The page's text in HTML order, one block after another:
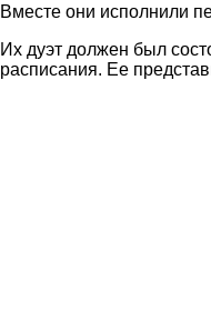
Вместе они исполнили
Их дуэт должен был
расписания. Ее